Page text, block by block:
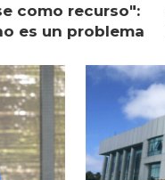
como recurso":
es un problema